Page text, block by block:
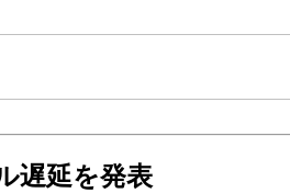
遅延を発表